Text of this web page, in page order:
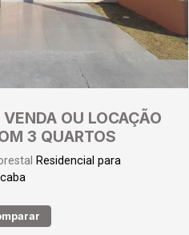
OU LOCAÇÃO
3 QUARTOS
Residencial para